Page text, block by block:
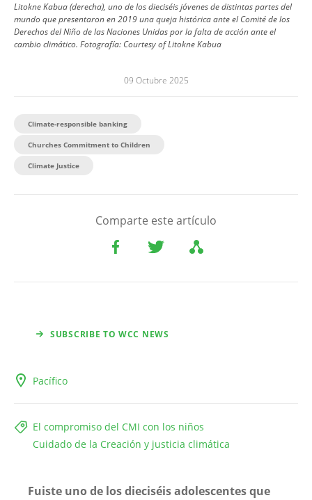
Litokne Kabua (derecha), uno de los dieciséis jóvenes de distintas partes del
mundo que presentaron en 2019 una queja histórica ante el Comité de los
Derechos del Niño de las Naciones Unidas por la falta de acción ante el
cambio climático. Fotografía: Courtesy of Litokne Kabua
09 Octubre 2025
Climate-responsible banking
Churches Commitment to Children
Climate Justice
Comparte este artículo
SUBSCRIBE TO WCC NEWS
Pacífico
El compromiso del CMI con los niños
Cuidado de la Creación y justicia climática
Fuiste uno de los dieciséis adolescentes que